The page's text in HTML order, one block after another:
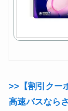
>>【割引クー
高速バスなら